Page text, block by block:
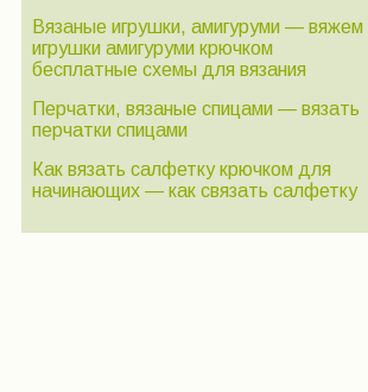
Вязаные игрушки, амигуруми — вяжем
игрушки амигуруми крючком
бесплатные схемы для вязания
Перчатки, вязаные спицами — вязать
перчатки спицами
Как вязать салфетку крючком для
начинающих — как связать салфетку